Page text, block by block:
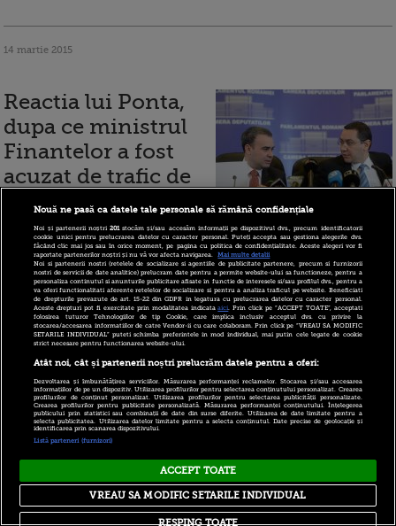
14 martie 2015
Reactia lui Ponta,
dupa ce ministrul
Finantelor a fost
acuzat de trafic de
influenta: Proiectul
Codului Fiscal
merge mai departe, Valcov va avea un
rol determinant
14 martie 2015
Victor Ponta a
schimbat
conducerea
Inspectoratului de
Stat in Constructii
Nouă ne pasă ca datele tale personale să rămână confidențiale
Noi și partenerii noștri201stocăm și/sau accesăm informații pe dispozitivul dvs., precum identificatorii
cookie unici pentru prelucrarea datelor cu caracter personal. Puteți accepta sau gestiona alegerile dvs.
făcând clic mai jos sau în orice moment, pe pagina cu politica de confidențialitate. Aceste alegeri vor fi
raportate partenerilor noștri și nu vă vor afecta navigarea.
Mai multe detalii
Noi si partenerii nostri (retelele de socializare si agentiile de publicitate partenere, precum si furnizorii
nostri de servicii de date analitice) prelucram date pentru a permite website-ului sa functioneze, pentru a
personaliza continutul si anunturile publicitare afisate in functie de interesele si/sau profilul dvs., pentru a
va oferi functionalitati aferente retelelor de socializare si pentru a analiza traficul pe website. Beneficiati
de drepturile prevazute de art. 15-22 din GDPR in legatura cu prelucrarea datelor cu caracter personal.
Aceste drepturi pot fi exercitate prin modalitatea indicataaici. Prin click pe “ACCEPT TOATE”, acceptati
folosirea tuturor Tehnologiilor de tip Cookie, care implica inclusiv acceptul dvs. cu privire la
stocarea/accesarea informatiilor de catre Vendor-ii cu care colaboram. Prin click pe “VREAU SA MODIFIC
SETARILE INDIVIDUAL” puteti schimba preferintele in mod individual, mai putin cele legate de cookie
strict necesare pentru functionarea website-ului.
Atât noi, cât și partenerii noștri prelucrăm datele pentru a oferi:
Dezvoltarea și îmbunătățirea serviciilor. Măsurarea performanței reclamelor. Stocarea și/sau accesarea
informațiilor de pe un dispozitiv. Utilizarea profilurilor pentru selectarea conținutului personalizat. Crearea
profilurilor de conținut personalizat. Utilizarea profilurilor pentru selectarea publicității personalizate.
Crearea profilurilor pentru publicitate personalizată. Măsurarea performanței conținutului. Înțelegerea
publicului prin statistici sau combinații de date din surse diferite. Utilizarea de date limitate pentru a
selecta publicitatea. Utilizarea datelor limitate pentru a selecta conținutul. Date precise de geolocație și
identificarea prin scanarea dispozitivului.
Listă parteneri (furnizori)
ACCEPT TOATE
RESPING TOATE
VREAU SA MODIFIC SETARILE INDIVIDUAL